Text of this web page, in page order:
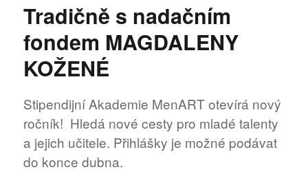
Tradičně s nadačním
fondem MAGDALENY
KOŽENÉ
Stipendijní Akademie MenART otevírá nový
ročník! Hledá nové cesty pro mladé talenty
a jejich učitele. Přihlášky je možné podávat
do konce dubna.